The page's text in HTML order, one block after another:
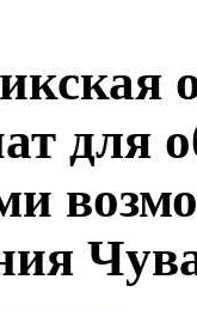
для